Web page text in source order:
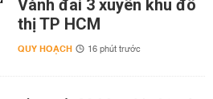
Vành đai 3 xuyên khu đô
thị TP HCM
QUY HOẠCH 16 phút trước